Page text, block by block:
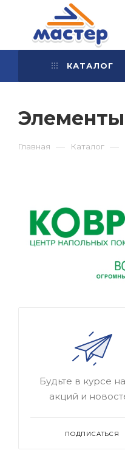
КАТАЛОГ
Главная — Каталог —
Будьте в курсе
акций и
ПОДПИСАТЬСЯ